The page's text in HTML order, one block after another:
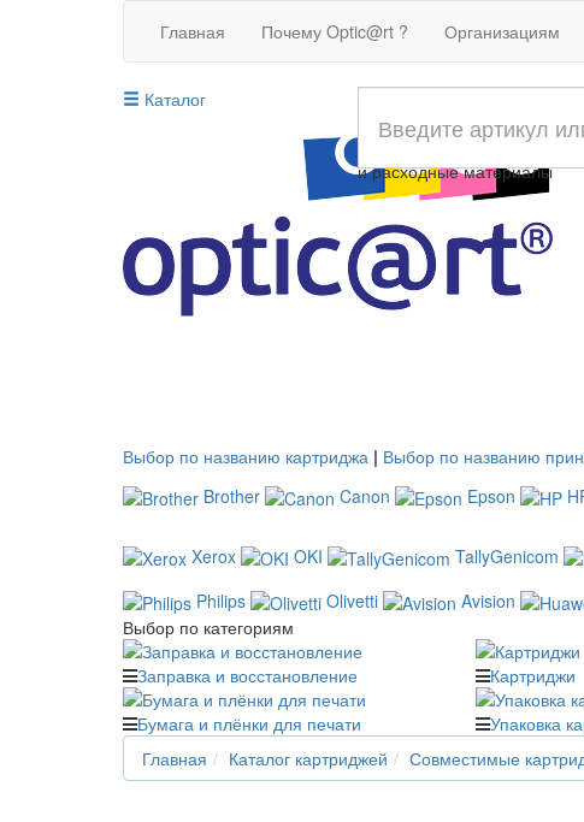
Главная Почему Optic@rt ? Организациям
Каталог
Совместимые картриджи
и расходные материалы
Выбор по названию картриджа | Выбор по названию
Brother
Canon Epson
Xerox OKI TallyGenicom
Philips
Olivetti Avision
Выбор по категориям
Заправка и восстановление
Картриджи
Бумага и плёнки для печати
Упаковка
Главная
Каталог картриджей Совместимые